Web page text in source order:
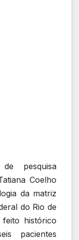
pesquisa
Coelho
da matriz
do Rio de
histórico
pacientes